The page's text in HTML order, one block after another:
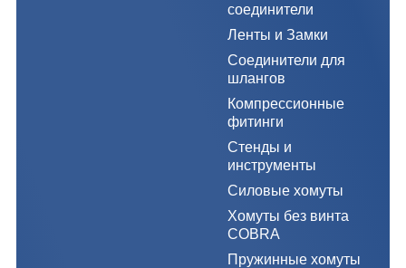
соединители
Ленты и Замки
Соединители для
шлангов
Компрессионные
фитинги
Стенды и
инструменты
Силовые хомуты
Хомуты без винта
COBRA
Пружинные хомуты